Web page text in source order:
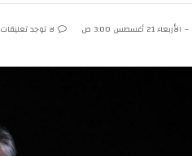
الأربعاء 21 أغسطس 3:00 ص لا توجد تعليقات